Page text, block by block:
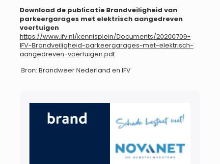
Download de publicatie Brandveiligheid van
parkeergarages met elektrisch aangedreven
voertuigen
https://www.ifv.nl/kennisplein/Documents/20200709-
IFV-Brandveiligheid-parkeergarages-met-elektrisch-
aangedreven-voertuigen.pdf
Bron: Brandweer Nederland en IFV